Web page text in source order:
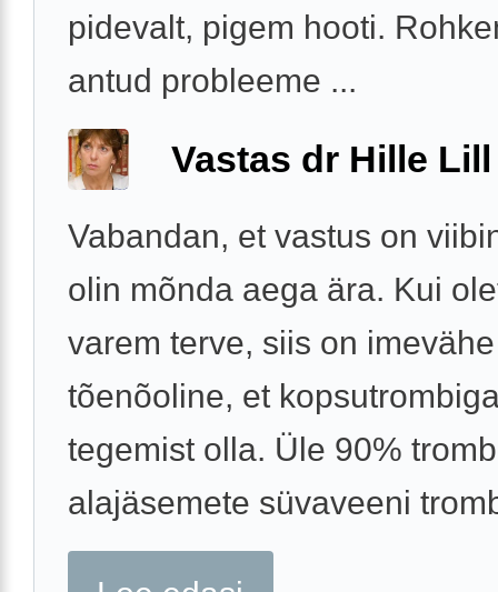
pidevalt, pigem hooti.
antud probleeme ...
Vastas dr Hille Lill
Vabandan, et vastus on
olin mõnda aega ära. Kui
varem terve, siis on imevähe
tõenõoline, et
tegemist olla. Üle 90%
alajäsemete süvaveeni